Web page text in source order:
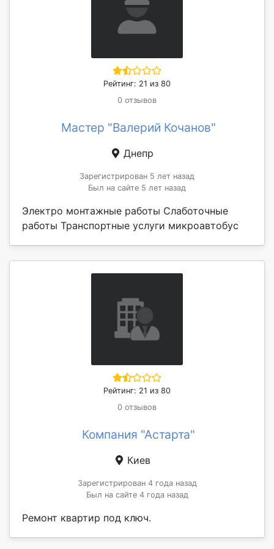
Рейтинг: 21 из 80
0 отзывов
Мастер "Валерий Кочанов"
Днепр
Зарегистрирован 5 лет назад
Был на сайте 5 лет назад
Электро монтажные работы Слаботочные
работы Транспортные услуги микроавтобус
Рейтинг: 21 из 80
0 отзывов
Компания "Астарта"
Киев
Зарегистрирован 4 года назад
Был на сайте 4 года назад
Ремонт квартир под ключ.